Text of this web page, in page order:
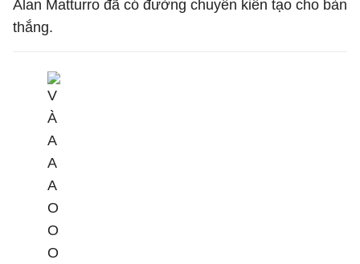
Alan Matturro đã có đường chuyền kiến tạo cho bàn
thắng.